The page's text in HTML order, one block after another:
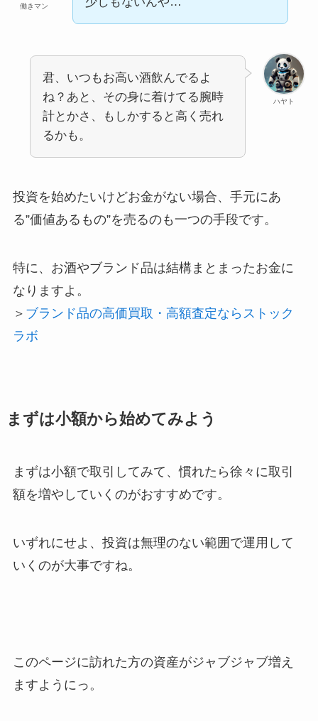
働きマン
ハヤト
君、いつもお高い酒飲んでるよ
ね？あと、その身に着けてる腕時
計とかさ、もしかすると高く売れ
るかも。
投資を始めたいけどお金がない場合、手元にあ
る”価値あるもの”を売るのも一つの手段です。
特に、お酒やブランド品は結構まとまったお金に
なりますよ。
＞ ブランド品の高価買取・高額査定ならストック
ラボ
まずは小額から始めてみよう
まずは小額で取引してみて、慣れたら徐々に取引
額を増やしていくのがおすすめです。
いずれにせよ、投資は無理のない範囲で運用して
いくのが大事ですね。
このページに訪れた方の資産がジャブジャブ増え
ますようにっ。